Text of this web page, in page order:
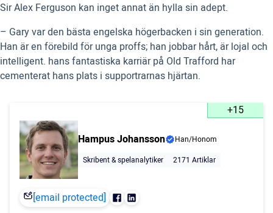
Sir Alex Ferguson kan inget annat än hylla sin adept.
– Gary var den bästa engelska högerbacken i sin generation.
Han är en förebild för unga proffs; han jobbar hårt, är lojal och
intelligent. hans fantastiska karriär på Old Trafford har
cementerat hans plats i supportrarnas hjärtan.
+15
Hampus Johansson
Han/Honom
Skribent & spelanalytiker
2171 Artiklar
[email protected]